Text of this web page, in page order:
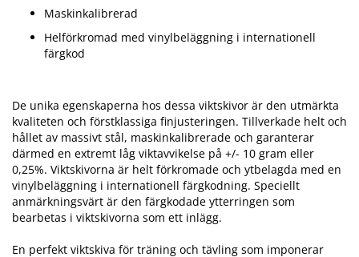
Maskinkalibrerad
Helförkromad med vinylbeläggning i internationell
färgkod
De unika egenskaperna hos dessa viktskivor är den utmärkta
kvaliteten och förstklassiga finjusteringen. Tillverkade helt och
hållet av massivt stål, maskinkalibrerade och garanterar
därmed en extremt låg viktavvikelse på +/- 10 gram eller
0,25%. Viktskivorna är helt förkromade och ytbelagda med en
vinylbeläggning i internationell färgkodning. Speciellt
anmärkningsvärt är den färgkodade ytterringen som
bearbetas i viktskivorna som ett inlägg.
En perfekt viktskiva för träning och tävling som imponerar